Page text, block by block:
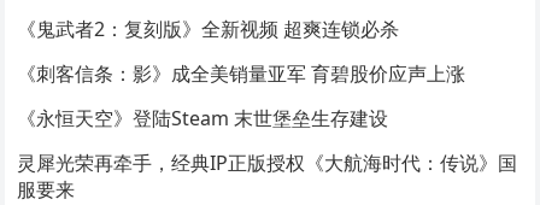
《鬼武者2：复刻版》全新视频 超爽连锁必杀
《刺客信条：影》成全美销量亚军 育碧股价应声上涨
《永恒天空》登陆Steam 末世堡垒生存建设
灵犀光荣再牵手，经典IP正版授权《大航海时代：传说》国
服要来